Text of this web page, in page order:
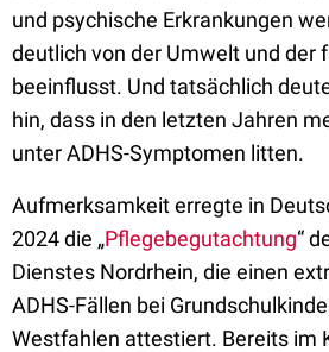
und psychische Erkrankungen
deutlich von der Umwelt und der
beeinflusst. Und tatsächlich
hin, dass in den letzten Jahren
unter ADHS-Symptomen litten.
Aufmerksamkeit erregte in
2024 die „Pflegebegutachtung“
Dienstes Nordrhein, die einen
ADHS-Fällen bei
Westfahlen attestiert. Bereits im